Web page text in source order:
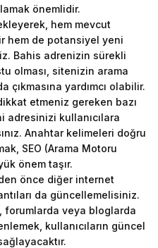
önemlidir.
hem mevcut
hem de potansiyel yeni
Bahis adrenizin sürekli
olması, sitenizin arama
çıkmasına yardımcı olabilir.
etmeniz gereken bazı
adresinizi kullanıcılara
Anahtar kelimeleri doğru
SEO (Arama Motoru
önem taşır.
önce diğer internet
da güncellemelisiniz.
forumlarda veya bloglarda
kullanıcıların güncel